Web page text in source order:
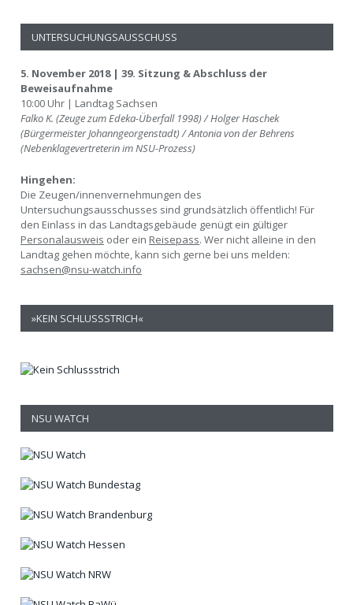
UNTERSUCHUNGSAUSSCHUSS
5. November 2018 | 39. Sitzung & Abschluss der
Beweisaufnahme
10:00 Uhr | Landtag Sachsen
Falko K. (Zeuge zum Edeka-Überfall 1998) / Holger Haschek
(Bürgermeister Johanngeorgenstadt) / Antonia von der Behrens
(Nebenklagevertreterin im NSU-Prozess)
Hingehen:
Die Zeugen/innenvernehmungen des
Untersuchungsausschusses sind grundsätzlich öffentlich! Für
den Einlass in das Landtagsgebäude genügt ein gültiger
Personalausweis oder ein Reisepass. Wer nicht alleine in den
Landtag gehen möchte, kann sich gerne bei uns melden:
sachsen@nsu-watch.info
»KEIN SCHLUSSSTRICH«
NSU WATCH